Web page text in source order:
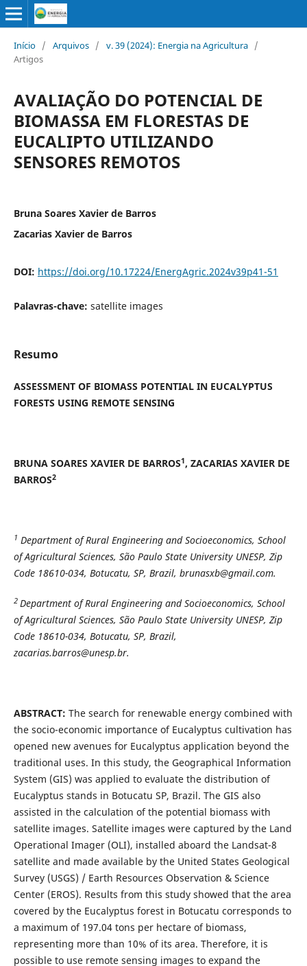
Início / Arquivos / v. 39 (2024): Energia na Agricultura /
Artigos
AVALIAÇÃO DO POTENCIAL DE
BIOMASSA EM FLORESTAS DE
EUCALIPTO UTILIZANDO
SENSORES REMOTOS
Bruna Soares Xavier de Barros
Zacarias Xavier de Barros
DOI: https://doi.org/10.17224/EnergAgric.2024v39p41-51
Palavras-chave: satellite images
Resumo
ASSESSMENT OF BIOMASS POTENTIAL IN EUCALYPTUS
FORESTS USING REMOTE SENSING
BRUNA SOARES XAVIER DE BARROS1, ZACARIAS XAVIER DE
BARROS2
1 Department of Rural Engineering and Socioeconomics, School
of Agricultural Sciences, São Paulo State University UNESP, Zip
Code 18610-034, Botucatu, SP, Brazil, brunasxb@gmail.com.
2 Department of Rural Engineering and Socioeconomics, School
of Agricultural Sciences, São Paulo State University UNESP, Zip
Code 18610-034, Botucatu, SP, Brazil,
zacarias.barros@unesp.br.
ABSTRACT: The search for renewable energy combined with
the socio-economic importance of Eucalyptus cultivation has
opened new avenues for Eucalyptus application beyond the
traditional uses. In this study, the Geographical Information
System (GIS) was applied to evaluate the distribution of
Eucalyptus stands in Botucatu SP, Brazil. The GIS also
assisted in the calculation of the potential biomass with
satellite images. Satellite images were captured by the Land
Operational Imager (OLI), installed aboard the Landsat-8
satellite and made available by the United States Geological
Survey (USGS) / Earth Resources Observation & Science
Center (EROS). Results from this study showed that the area
covered by the Eucalyptus forest in Botucatu corresponds to
a maximum of 197.04 tons per hectare of biomass,
representing more than 10% of its area. Therefore, it is
possible to use remote sensing images to expand the